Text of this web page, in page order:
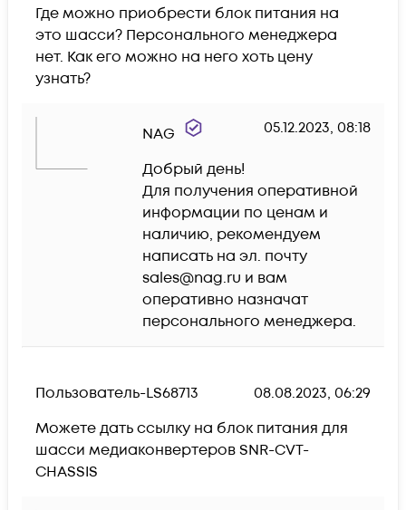
Где можно приобрести блок питания на
это шасси? Персонального менеджера
нет. Как его можно на него хоть цену
узнать?
NAG 05.12.2023, 08:18
Добрый день!
Для получения оперативной
информации по ценам и
наличию, рекомендуем
написать на эл. почту
sales@nag.ru и вам
оперативно назначат
персонального менеджера.
Пользователь-LS68713
08.08.2023, 06:29
Можете дать ссылку на блок питания для
шасси медиаконвертеров SNR-CVT-
CHASSIS